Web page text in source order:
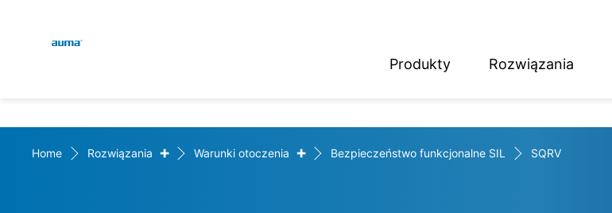
Produkty Rozwiązania
Europa
Deutsch
Home Rozwiązania + Warunki otoczenia + Bezpieczeństwo funkcjonalne SIL SQRV